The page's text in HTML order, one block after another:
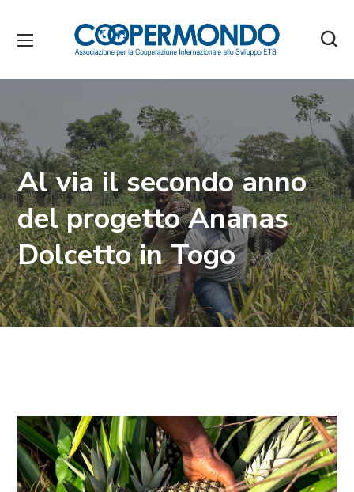
Al via il secondo anno
del progetto Ananas
Dolcetto in Togo